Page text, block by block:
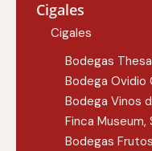
Cigales
Cigales
Bodegas
Bodega Ovidio
Bodega Vinos
Finca Museum,
Bodegas